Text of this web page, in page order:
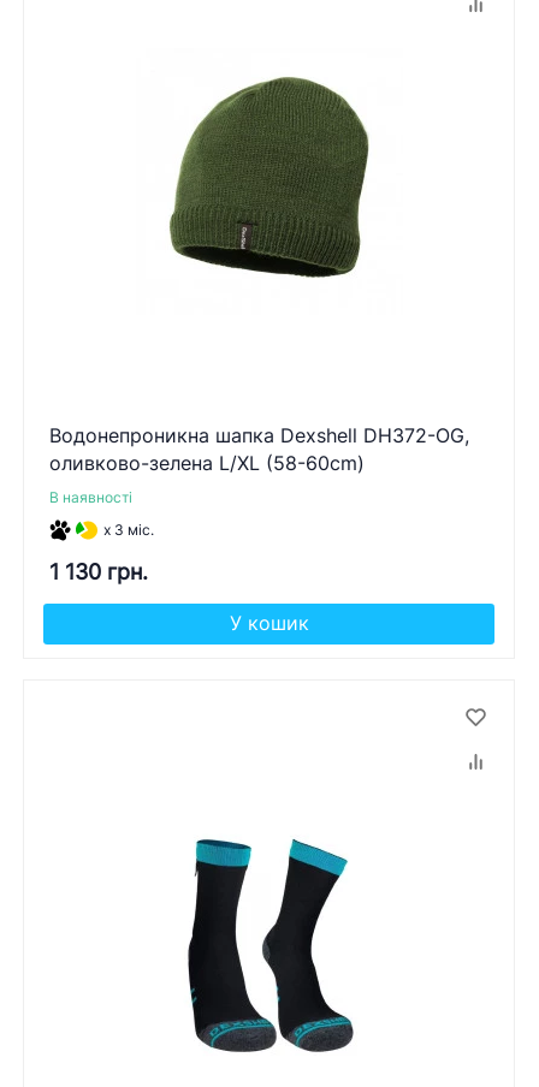
Водонепроникна шапка Dexshell DH372-OG,
оливково-зелена L/XL (58-60cm)
В наявності
x 3 міс.
1 130 грн.
У кошик